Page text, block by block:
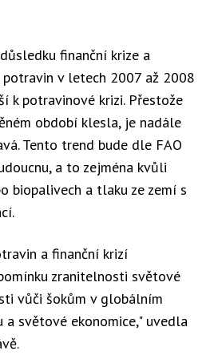
finanční krize a
potravin v letech 2007 až 2008
k potravinové krizi. Přestože
období klesla, je nadále
Tento trend bude dle FAO
a to zejména kvůli
biopalivech a tlaku ze zemí s
a finanční krizí
zranitelnosti světové
vůči šokům v globálním
a světové ekonomice," uvedla